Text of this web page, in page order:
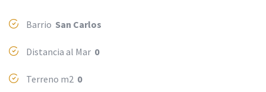
Barrio San Carlos
Distancia al Mar 0
Terreno m2 0